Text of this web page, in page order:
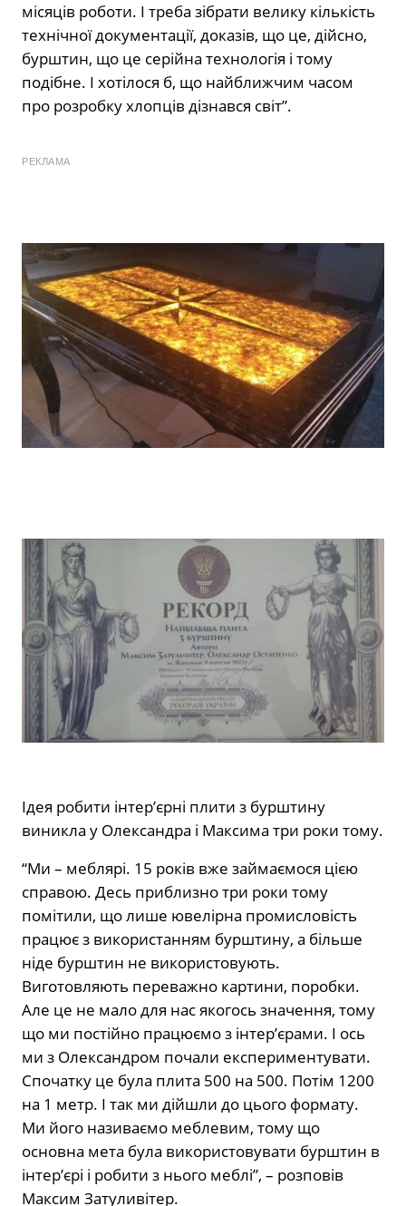
місяців роботи. І треба зібрати велику кількість
технічної документації, доказів, що це, дійсно,
бурштин, що це серійна технологія і тому
подібне. І хотілося б, що найближчим часом
про розробку хлопців дізнався світ”.
РЕКЛАМА
Ідея робити інтер’єрні плити з бурштину
виникла у Олександра і Максима три роки тому.
“Ми – меблярі. 15 років вже займаємося цією
справою. Десь приблизно три роки тому
помітили, що лише ювелірна промисловість
працює з використанням бурштину, а більше
ніде бурштин не використовують.
Виготовляють переважно картини, поробки.
Але це не мало для нас якогось значення, тому
що ми постійно працюємо з інтер’єрами. І ось
ми з Олександром почали експериментувати.
Спочатку це була плита 500 на 500. Потім 1200
на 1 метр. І так ми дійшли до цього формату.
Ми його називаємо меблевим, тому що
основна мета була використовувати бурштин в
інтер’єрі і робити з нього меблі”, – розповів
Максим Затуливітер.